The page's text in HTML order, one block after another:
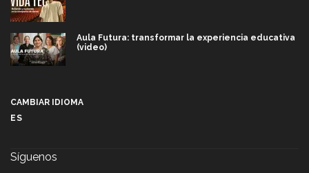
Aula Futura: transformar la experiencia educativa
(video)
CAMBIAR IDIOMA
ES
Síguenos